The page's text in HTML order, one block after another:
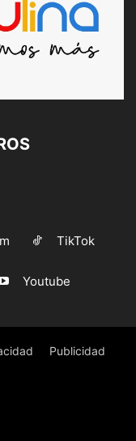
TikTok
Youtube
Publicidad